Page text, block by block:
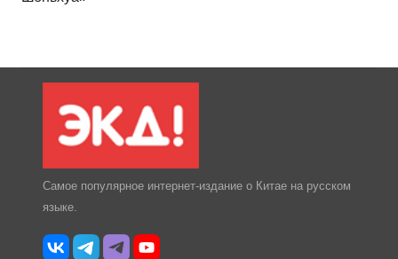
Самое популярное интернет-издание о Китае на русском
языке.